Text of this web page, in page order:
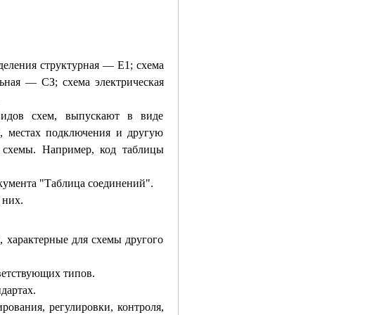
структурная — E1; схема
— СЗ; схема электрическая
схем, выпускают в виде
местах подключения и другую
Например, код таблицы
"Таблица соединений".
для схемы другого
типов.
регулировки, контроля,